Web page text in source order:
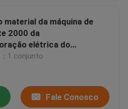
material da máquina de
2000 da
elétrica do
para a tela química
：1 conjunto
Fale Conosco